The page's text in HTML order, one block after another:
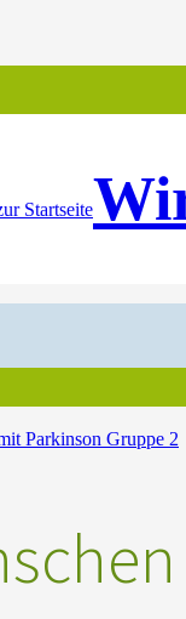
Parkinson Gruppe 2